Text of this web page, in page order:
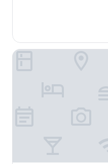
Wyndham La Vita Rawai